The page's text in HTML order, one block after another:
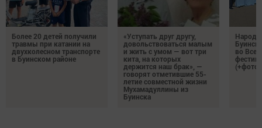
Более 20 детей получили
травмы при катании на
двухколесном транспорте
в Буинском районе
«Уступать друг другу,
довольствоваться малым
и жить с умом — вот три
кита, на которых
держится наш брак», —
говорят отметившие 55-
летие совместной жизни
Мухамадуллины из
Буинска
во
(+фото)